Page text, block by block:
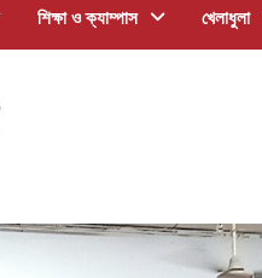
শিক্ষা ও ক্যাম্পাস খেলাধুলা